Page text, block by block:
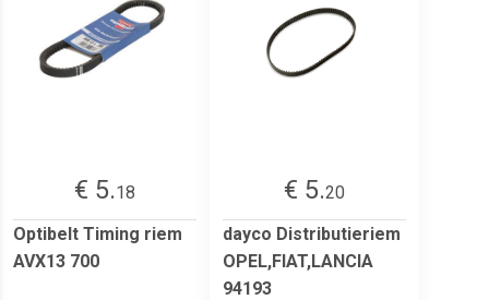
€ 5.18
Optibelt Timing riem
AVX13 700
€ 5.20
dayco Distributieriem
OPEL,FIAT,LANCIA
94193